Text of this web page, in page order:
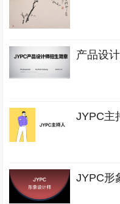
产品设
JYPC主
JYPC形